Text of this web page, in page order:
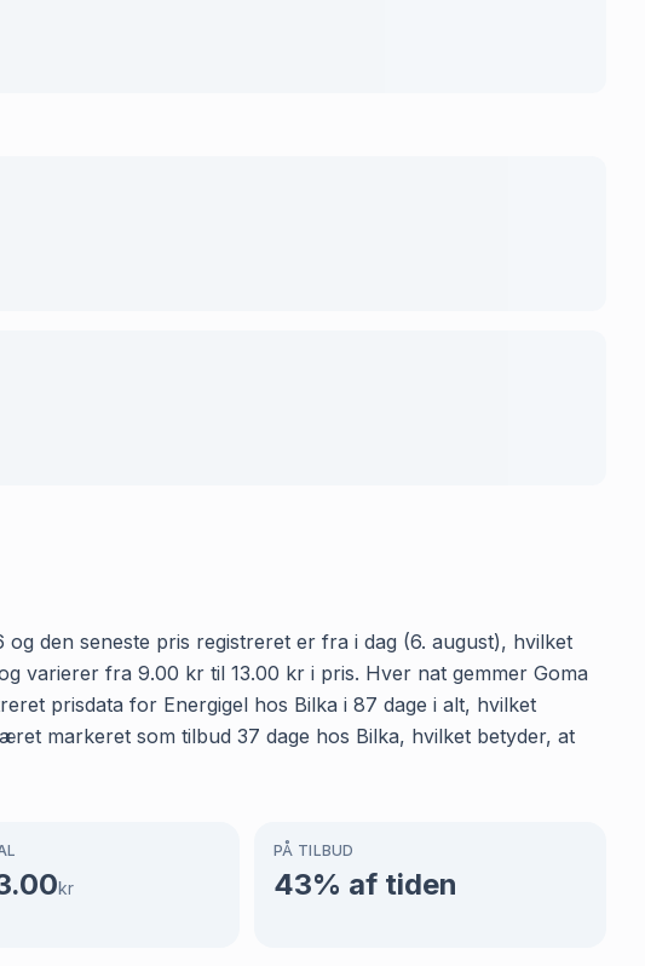
den seneste pris registreret er fra i dag (6. august), hvilket
varierer fra 9.00 kr til 13.00 kr i pris. Hver nat gemmer Goma
prisdata for Energigel hos Bilka i 87 dage i alt, hvilket
markeret som tilbud 37 dage hos Bilka, hvilket betyder, at
kr
PÅ TILBUD
43% af tiden